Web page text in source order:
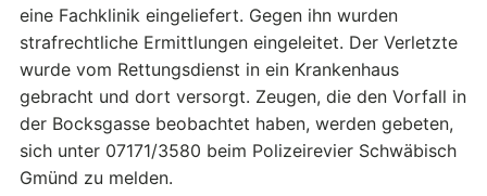
eine Fachklinik eingeliefert. Gegen ihn wurden
strafrechtliche Ermittlungen eingeleitet. Der Verletzte
wurde vom Rettungsdienst in ein Krankenhaus
gebracht und dort versorgt. Zeugen, die den Vorfall in
der Bocksgasse beobachtet haben, werden gebeten,
sich unter 07171/3580 beim Polizeirevier Schwäbisch
Gmünd zu melden.